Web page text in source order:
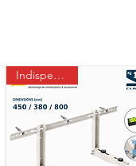
Indispensable